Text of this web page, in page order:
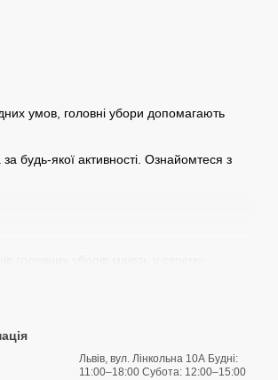
умов, головні убори допомагають
будь-якої активності. Ознайомтеся з
яке вбрання.
команді всі можливі конкурентні
Львів, вул. Лінкольна 10А Будні:
11:00–18:00 Субота: 12:00–15:00